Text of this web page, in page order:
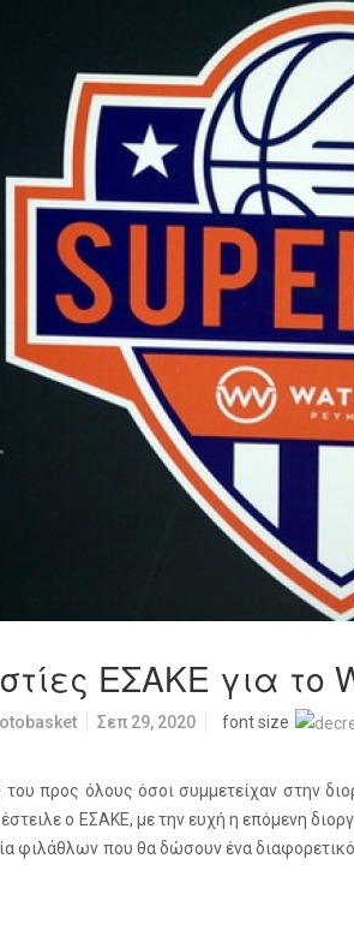
ΕΣΑΚΕ για το
Σεπ 29, 2020 font size
του προς όλους όσοι συμμετείχαν στην
ο ΕΣΑΚΕ, με την ευχή η επόμενη
φιλάθλων που θα δώσουν ένα